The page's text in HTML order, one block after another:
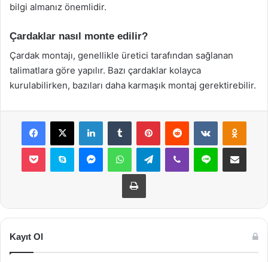
bilgi almanız önemlidir.
Çardaklar nasıl monte edilir?
Çardak montajı, genellikle üretici tarafından sağlanan
talimatlara göre yapılır. Bazı çardaklar kolayca
kurulabilirken, bazıları daha karmaşık montaj gerektirebilir.
Facebook
X LinkedInTumblr PinterestReddit VKontakte
Pocket Skype MessengerWhatsAppTelegramViber Line E-Posta ile
Yazdır
Kayıt Ol